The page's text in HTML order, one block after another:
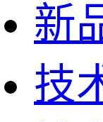
新
技